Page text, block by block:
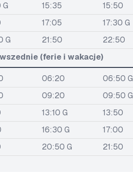
G 15:35 15:50
17:05 17:30 G
G 21:50 22:50
(ferie i wakacje)
06:20 06:50 G
09:20 09:50 G
13:10 G 13:50
16:30 G 17:00
20:50 G 21:50